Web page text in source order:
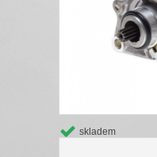
skladem